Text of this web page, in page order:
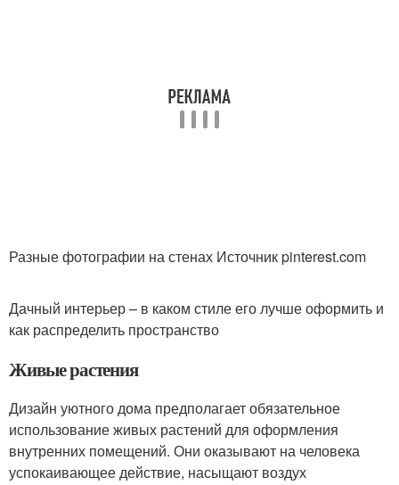
Разные фотографии на стенах Источник pinterest.com
Дачный интерьер – в каком стиле его лучше оформить и
как распределить пространство
Живые растения
Дизайн уютного дома предполагает обязательное
использование живых растений для оформления
внутренних помещений. Они оказывают на человека
успокаивающее действие, насыщают воздух